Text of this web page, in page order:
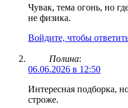
Чувак, тема огонь, но
не физика.
Войдите, чтобы
Полина:
06.06.2026 в 12:50
Интересная подборка,
строже.